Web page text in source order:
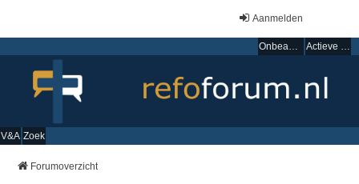
Aanmelden
Onbeantwoorde onderwerpen Actieve onderwerpen
V&A Zoek
Forumoverzicht